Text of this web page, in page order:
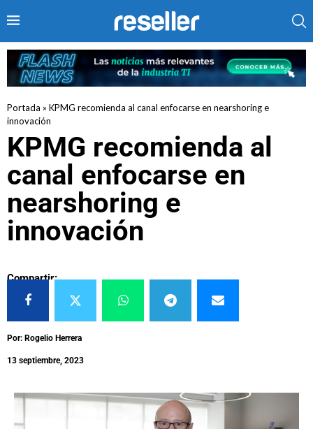
Portada » KPMG recomienda al canal enfocarse en nearshoring e
innovación
KPMG recomienda al
canal enfocarse en
nearshoring e
innovación
Compartir:
Por: Rogelio Herrera
13 septiembre, 2023